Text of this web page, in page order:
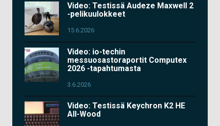
Video: Testissä Audeze Maxwell 2
-pelikuulokkeet
15.6.2026
Video: io-techin
messuosastoraportit Computex
2026 -tapahtumasta
3.6.2026
Video: Testissä Keychron K2 HE
All-Wood